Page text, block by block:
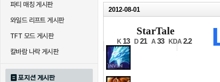
파티 매칭 게시판
와일드 리프트 게시판
TFT 모드 게시판
칼바람 나락 게시판
포지션 게시판
2012-08-01
8강 1경기 2세트
StarTale
K 13 D 21 A 33 KDA 2.2